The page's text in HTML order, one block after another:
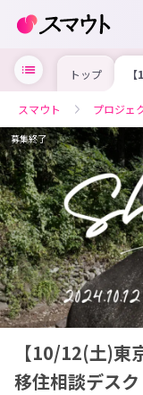
トップ
談
スマウト プロジェ
募集終了
【10/12(土)東
移住相談デスク